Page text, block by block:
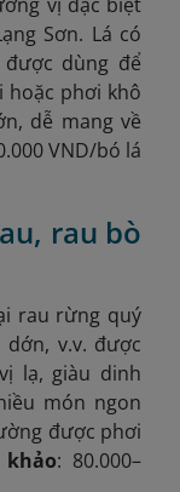
Sơn. Lá có
dùng để
hoặc phơi khô
dễ mang về
VND/bó lá
rau bò
rau rừng quý
v.v. được
lạ, giàu dinh
món ngon
được phơi
: 80.000–